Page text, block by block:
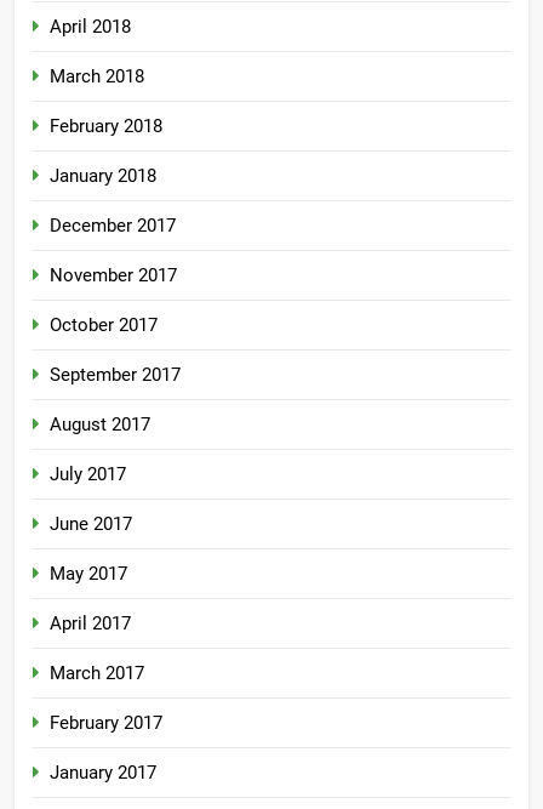
April 2018
March 2018
February 2018
January 2018
December 2017
November 2017
October 2017
September 2017
August 2017
July 2017
June 2017
May 2017
April 2017
March 2017
February 2017
January 2017